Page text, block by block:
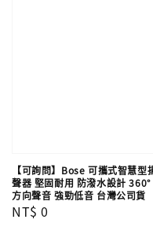
【可詢問】Bose 可攜式智慧型
聲器 堅固耐用 防潑水設計 360°
方向聲音 強勁低音 台灣公司貨
Regular
NT$ 0